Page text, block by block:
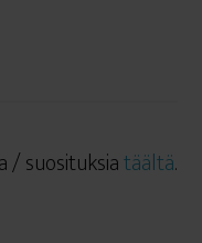
/ suosituksiatäältä.